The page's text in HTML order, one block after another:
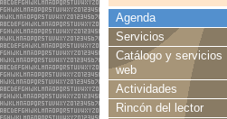
Agenda
Servicios
Catálogo y servicios
web
Actividades
Rincón del lector